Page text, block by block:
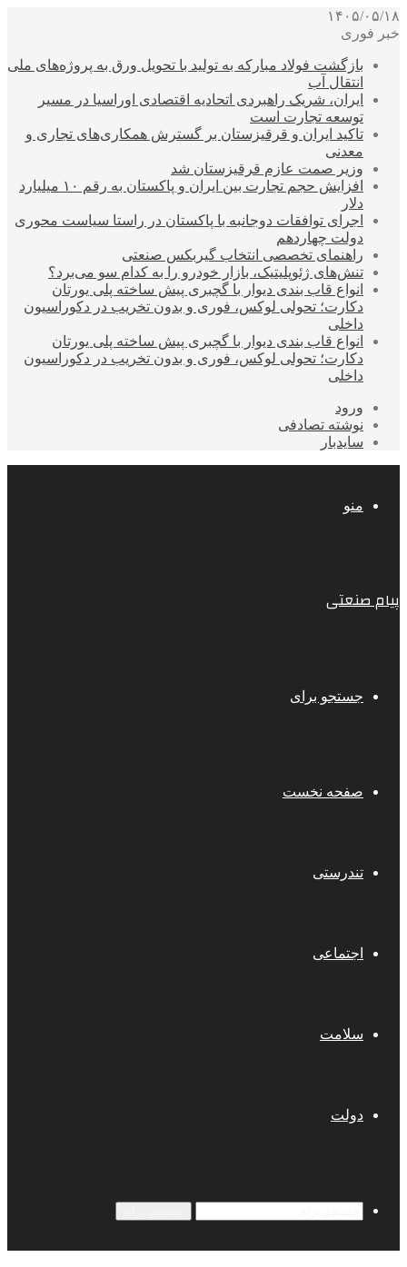
۱۴۰۵/۰۵/۱۸
خبر فوری
بازگشت فولاد مبارکه به تولید با تحویل ورق به پروژه‌های ملی
انتقال آب
ایران، شریک راهبردی اتحادیه اقتصادی اوراسیا در مسیر
توسعه تجارت است
تاکید ایران و قرقیزستان بر گسترش همکاری‌های تجاری و
معدنی
وزیر صمت عازم قرقیزستان شد
افزایش حجم تجارت بین ایران و پاکستان به رقم ۱۰ میلیارد
دلار
اجرای توافقات دوجانبه با پاکستان در راستا سیاست محوری
دولت چهاردهم
راهنمای تخصصی انتخاب گیربکس صنعتی
تنش‌های ژئوپلیتیک، بازار خودرو را به کدام سو می‌برد؟
انواع قاب بندی دیوار با گچبری پیش ساخته پلی یورتان
دکارت؛ تحولی لوکس، فوری و بدون تخریب در دکوراسیون
داخلی
انواع قاب بندی دیوار با گچبری پیش ساخته پلی یورتان
دکارت؛ تحولی لوکس، فوری و بدون تخریب در دکوراسیون
داخلی
ورود
نوشته تصادفی
سایدبار
منو
پیام صنعتی
جستجو برای
صفحه نخست
تندرستی
اجتماعی
سلامت
دولت